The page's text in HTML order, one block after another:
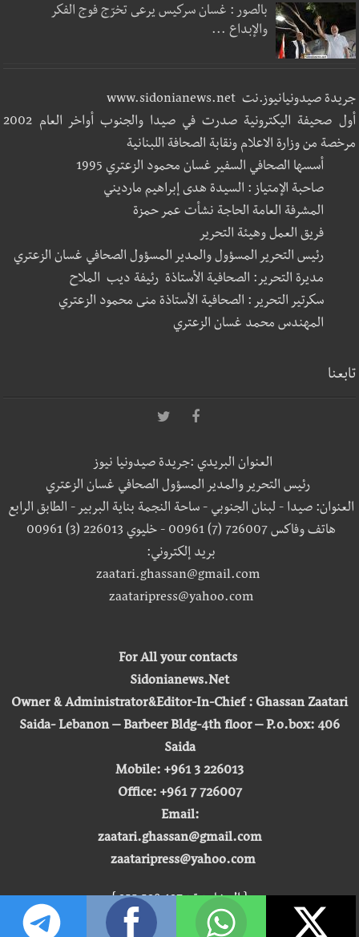
بالصور : غسان سركيس يرعى تخرّج فوج الفكر
والإبداع ...
جريدة صيدونيانيوز.نت www.sidonianews.net
أول صحيفة اليكترونية صدرت في صيدا والجنوب أواخر العام 2002
مرخصة من وزارة الاعلام ونقابة الصحافة اللبنانية
أسسها الصحافي السفير غسان محمود الزعتري 1995
صاحبة الإمتياز : السيدة هدى إبراهيم مارديني
المشرفة العامة الحاجة نشأت عمر حمزة
فريق العمل وهيئة التحرير
رئيس التحرير المسؤول والمدير المسؤول الصحافي غسان الزعتري
مديرة التحرير: الصحافية الأستاذة رئيفة ديب الملاح
سكرتير التحرير : الصحافية الأستاذة منى محمود الزعتري
المهندس محمد غسان الزعتري
تابعنا
العنوان البريدي :جريدة صيدونيا نيوز
رئيس التحرير والمدير المسؤول الصحافي غسان الزعتري
العنوان: صيدا - لبنان الجنوبي - ساحة النجمة بناية البربير - الطابق الرابع
هاتف وفاكس 726007 (7) 00961 - خليوي 226013 (3) 00961
بريد إلكتروني:
zaatari.ghassan@gmail.com
zaataripress@yahoo.com
For All your contacts
Sidonianews.Net
Owner & Administrator&Editor-In-Chief : Ghassan Zaatari
Saida- Lebanon – Barbeer Bldg-4th floor – P.o.box: 406
Saida
Mobile: +961 3 226013
Office: +961 7 726007
Email:
zaatari.ghassan@gmail.com
zaataripress@yahoo.com
[ المشاهدة : 255,529,127 ]
حق النشر © 2026 | صيدونيا نيوز |
تطوير شركة التكنولوجيا المفتوحة